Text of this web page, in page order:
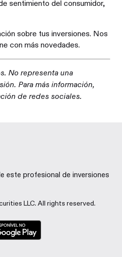
sentimiento del consumidor,
sobre tus inversiones. Nos
con más novedades.
No representa una
Para más información,
de redes sociales.
este profesional de inversiones
LLC. All rights reserved.